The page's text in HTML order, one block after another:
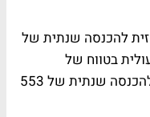
להכנסה שנתית של
תפעולית בטווח של
18.1%-18.5%. בוול סטריט מצפים להכנסה שנתית של 553